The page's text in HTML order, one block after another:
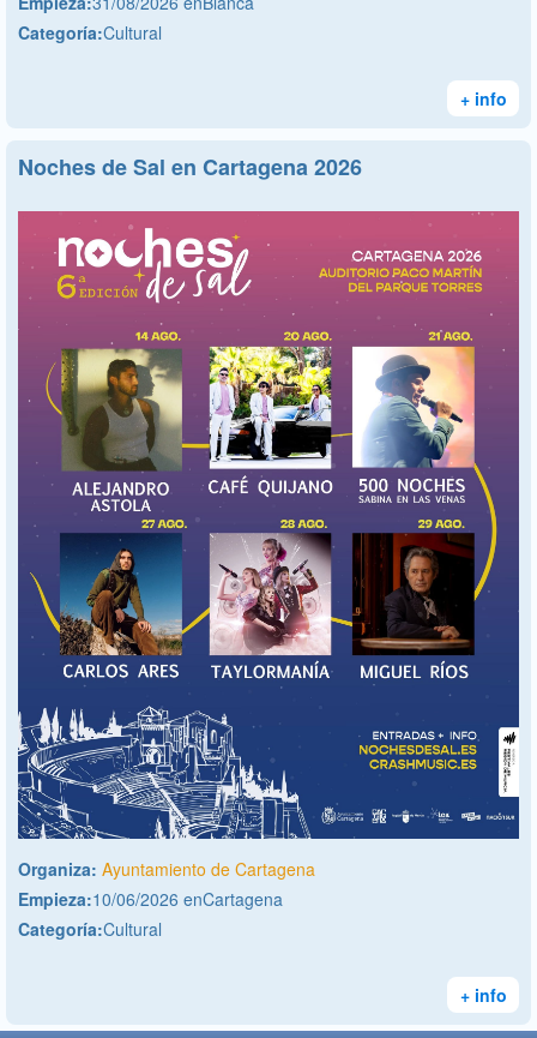
Categoría:Cultural
+ info
Noches de Sal en Cartagena 2026
Organiza: Ayuntamiento de Cartagena
Empieza:10/06/2026 enCartagena
Categoría:Cultural
+ info